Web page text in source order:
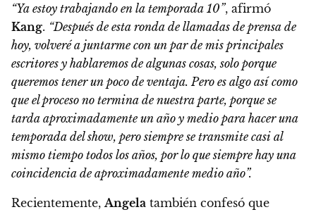
“Ya estoy trabajando en la temporada 10”, afirmó
Kang. “Después de esta ronda de llamadas de prensa de
hoy, volveré a juntarme con un par de mis principales
escritores y hablaremos de algunas cosas, solo porque
queremos tener un poco de ventaja. Pero es algo así como
que el proceso no termina de nuestra parte, porque se
tarda aproximadamente un año y medio para hacer una
temporada del show, pero siempre se transmite casi al
mismo tiempo todos los años, por lo que siempre hay una
coincidencia de aproximadamente medio año”.
Recientemente, Angela también confesó que